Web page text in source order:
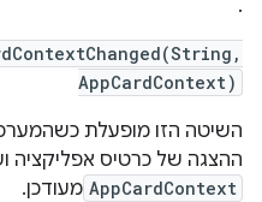
.
AppCardContext)
השיטה הזו מופעלת
ההצגה של כרטיס אפליקציה
AppCardContext מעודכן.